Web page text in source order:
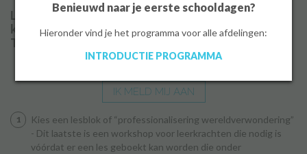
Benieuwd naar je eerste schooldagen?
Hieronder vind je het programma voor alle afdelingen:
INTRODUCTIE PROGRAMMA
PrO
Inloggen
Leerkrachten van basisscholen in Barneveld
kunnen gratis gebruik maken van het
Technolab.
IK MELD MIJ AAN
Kies een lesblok of “professionalisering wereldverwondering”
- Dit laatste is een workshop voor leerkrachten die nodig is
vóórdat er een les geboekt kan worden die onder